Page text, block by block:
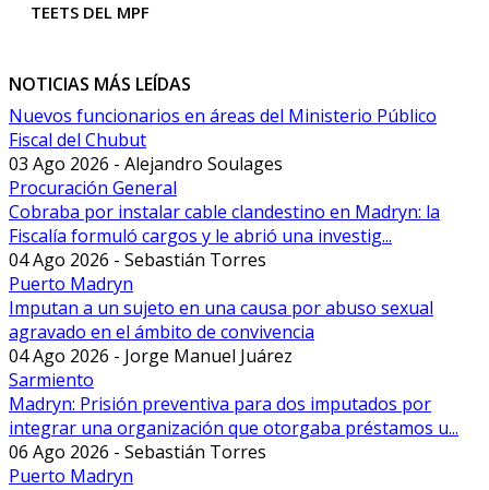
TEETS DEL MPF
NOTICIAS MÁS LEÍDAS
Nuevos funcionarios en áreas del Ministerio Público
Fiscal del Chubut
03 Ago 2026 - Alejandro Soulages
Procuración General
Cobraba por instalar cable clandestino en Madryn: la
Fiscalía formuló cargos y le abrió una investig...
04 Ago 2026 - Sebastián Torres
Puerto Madryn
Imputan a un sujeto en una causa por abuso sexual
agravado en el ámbito de convivencia
04 Ago 2026 - Jorge Manuel Juárez
Sarmiento
Madryn: Prisión preventiva para dos imputados por
integrar una organización que otorgaba préstamos u...
06 Ago 2026 - Sebastián Torres
Puerto Madryn